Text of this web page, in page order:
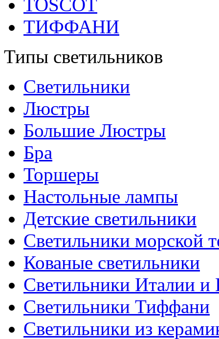
TOSCOT
ТИФФАНИ
Типы светильников
Светильники
Люстры
Большие Люстры
Бра
Торшеры
Настольные лампы
Детские светильники
Светильники морской
Кованые светильники
Светильники Италии и
Светильники Тиффани
Светильники из